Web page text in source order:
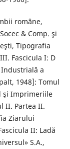
române,
& Comp. şi
Tipografia
Fascicula I: D
a
1948]: Tomul
şi Imprimeriile
II. Partea II.
Ziarului
II: Ladă
S.A.,